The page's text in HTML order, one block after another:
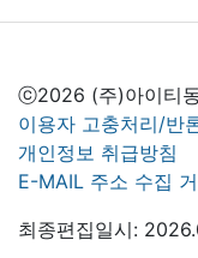
ⓒ2026 (주)아이티
이용자 고충처리/반
개인정보 취급방침
E-MAIL 주소 수집
최종편집일시: